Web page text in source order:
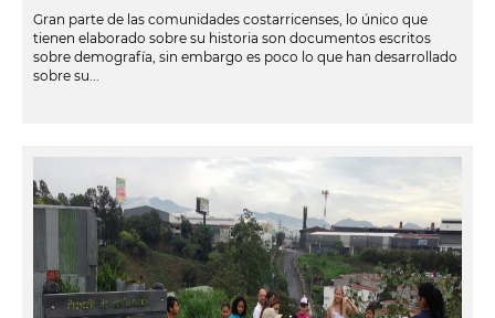
Gran parte de las comunidades costarricenses, lo único que
tienen elaborado sobre su historia son documentos escritos
sobre demografía, sin embargo es poco lo que han desarrollado
sobre su...